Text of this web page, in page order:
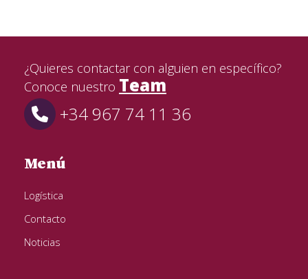
¿Quieres contactar con alguien en específico?
Conoce nuestro Team
+34 967 74 11 36
Menú
Logística
Contacto
Noticias